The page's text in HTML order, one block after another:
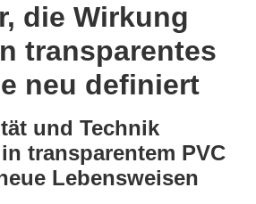
die Wirkung
transparentes
neu definiert
und Technik
transparentem PVC
Lebensweisen